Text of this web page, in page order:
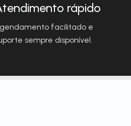
rápido
facilitado e
sempre disponível.